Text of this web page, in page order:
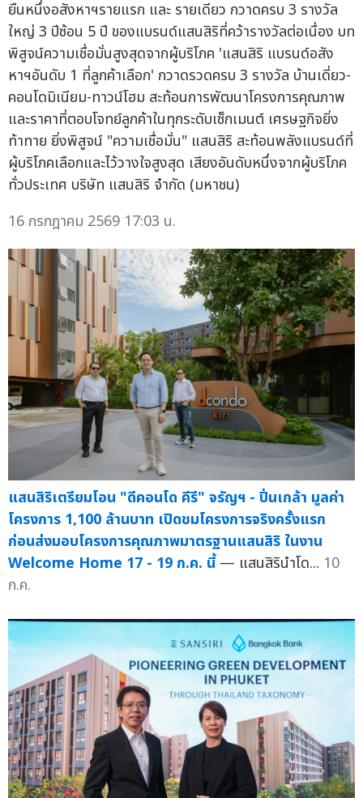
ยืนหนึ่งอสังหาฯรายแรก และ รายเดียว กวาดครบ 3 รางวัล
ใหญ่ 3 ปีซ้อน 5 ปี ของแบรนด์แสนสิริที่คว้ารางวัลต่อเนื่อง บท
พิสูจน์ความเชื่อมั่นสูงสุดจากผู้บริโภค 'แสนสิริ แบรนด์อสัง
หาฯอันดับ 1 ที่ลูกค้าเลือก' กวาดรวดครบ 3 รางวัล บ้านเดี่ยว-
คอนโดมิเนียม-ทาวน์โฮม สะท้อนการพัฒนาโครงการคุณภาพ
และราคาที่ตอบโจทย์ลูกค้าในทุกระดับเซ็กเมนต์ เศรษฐกิจยิ่ง
ท้าทาย ยิ่งพิสูจน์ "ความเชื่อมั่น" แสนสิริ สะท้อนพลังแบรนด์ที่
ผู้บริโภคเลือกและไว้วางใจสูงสุด เสียงอันดับหนึ่งจากผู้บริโภค
ทั่วประเทศ บริษัท แสนสิริ จำกัด (มหาชน)
16 กรกฎาคม 2569 17:03 น.
แสนสิริเตรียมโอน "ดีคอนโด คีรี" จรัญฯ - ปิ่นเกล้า มูลค่า
โครงการ 1,100 ล้านบาท เปิดชมโครงการจริงครั้งแรก
ก่อนส่งมอบโครงการคุณภาพมาตรฐานแสนสิริ ในงาน
Welcome Home 17 - 19 ก.ค. นี้ — แสนสิรินำโด... 10
ก.ค.